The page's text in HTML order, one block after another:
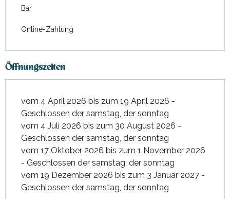
Bar
Online-Zahlung
Öffnungszeiten
vom 4 April 2026 bis zum 19 April 2026 -
Geschlossen der samstag, der sonntag
vom 4 Juli 2026 bis zum 30 August 2026 -
Geschlossen der samstag, der sonntag
vom 17 Oktober 2026 bis zum 1 November 2026
- Geschlossen der samstag, der sonntag
vom 19 Dezember 2026 bis zum 3 Januar 2027 -
Geschlossen der samstag, der sonntag